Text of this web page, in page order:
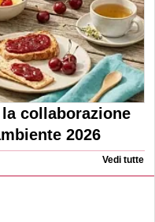
collaborazione
2026
Vedi tutte